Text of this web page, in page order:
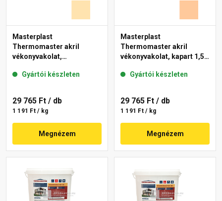
Masterplast
Thermomaster akril
vékonyvakolat,
01-E 25 kg
Gyártói készleten
29 765 Ft / db
1 191 Ft / kg
Megnézem
Masterplast
Thermomaster akril
vékonyvakolat, kapart 1,5
Gyártói készleten
29 765 Ft / db
1 191 Ft / kg
Megnézem